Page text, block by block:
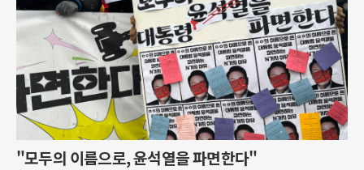
"모두의 이름으로, 윤석열을 파면한다"